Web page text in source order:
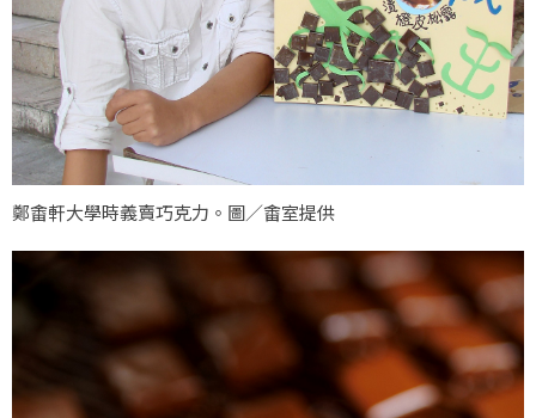
鄭畬軒大學時義賣巧克力。圖／畬室提供